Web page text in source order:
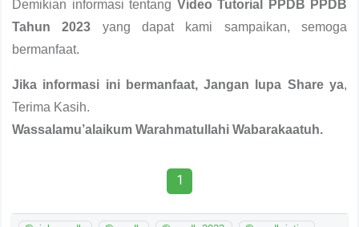
Demikian informasi tentang Video Tutorial PPDB PPDB
Tahun 2023 yang dapat kami sampaikan, semoga
bermanfaat.
Jika informasi ini bermanfaat, Jangan lupa Share ya,
Terima Kasih.
Wassalamu’alaikum Warahmatullahi Wabarakaatuh.
1